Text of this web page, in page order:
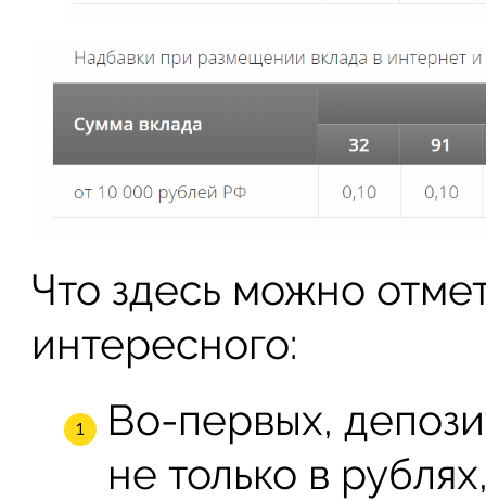
Что здесь можно
интересного:
Во-первых,
не только в